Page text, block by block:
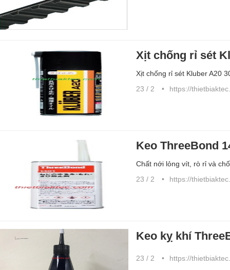
Xịt chống rỉ sét
Xịt chống rỉ sét Kluber A20
23 / 2
https://
Keo ThreeBond
Chất nới lỏng vít, rò rỉ và
23 / 2
https://
Keo kỵ khí
23 / 2 https://